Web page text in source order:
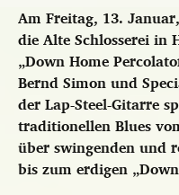
Am Freitag, 13.
die Alte Schlosserei in
„Down Home
Bernd Simon und
der Lap-Steel-Gitarre
traditionellen Blues
über swingenden und
bis zum erdigen